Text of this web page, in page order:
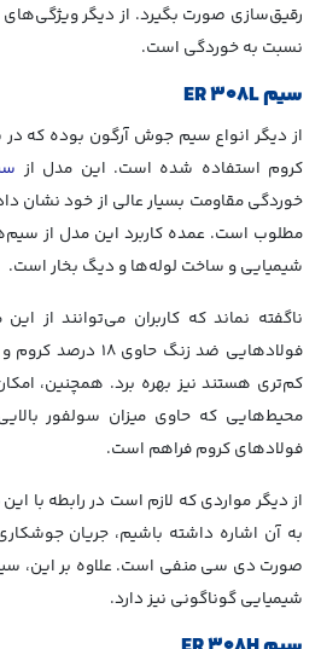
رقیق‌سازی صورت بگیرد. از دیگر
نسبت به خوردگی است.
سیمER 308L
از دیگر انواع سیم جوش آرگون بوده که در
کروم استفاده شده است. این مدل از
خوردگی مقاومت بسیار عالی از خود نشان
مطلوب است. عمده کاربرد این مدل از
شیمیایی و ساخت لوله‌ها و دیگ بخار است.
ناگفته نماند که کاربران می‌توانند از
کم‌تری هستند نیز بهره برد. همچنین،
محیط‌هایی که حاوی میزان سولفور
فولادهای کروم فراهم است.
از دیگر مواردی که لازم است در رابطه با
به آن اشاره داشته باشیم، جریان
صورت دی سی منفی است. علاوه بر این،
شیمیایی گوناگونی نیز دارد.